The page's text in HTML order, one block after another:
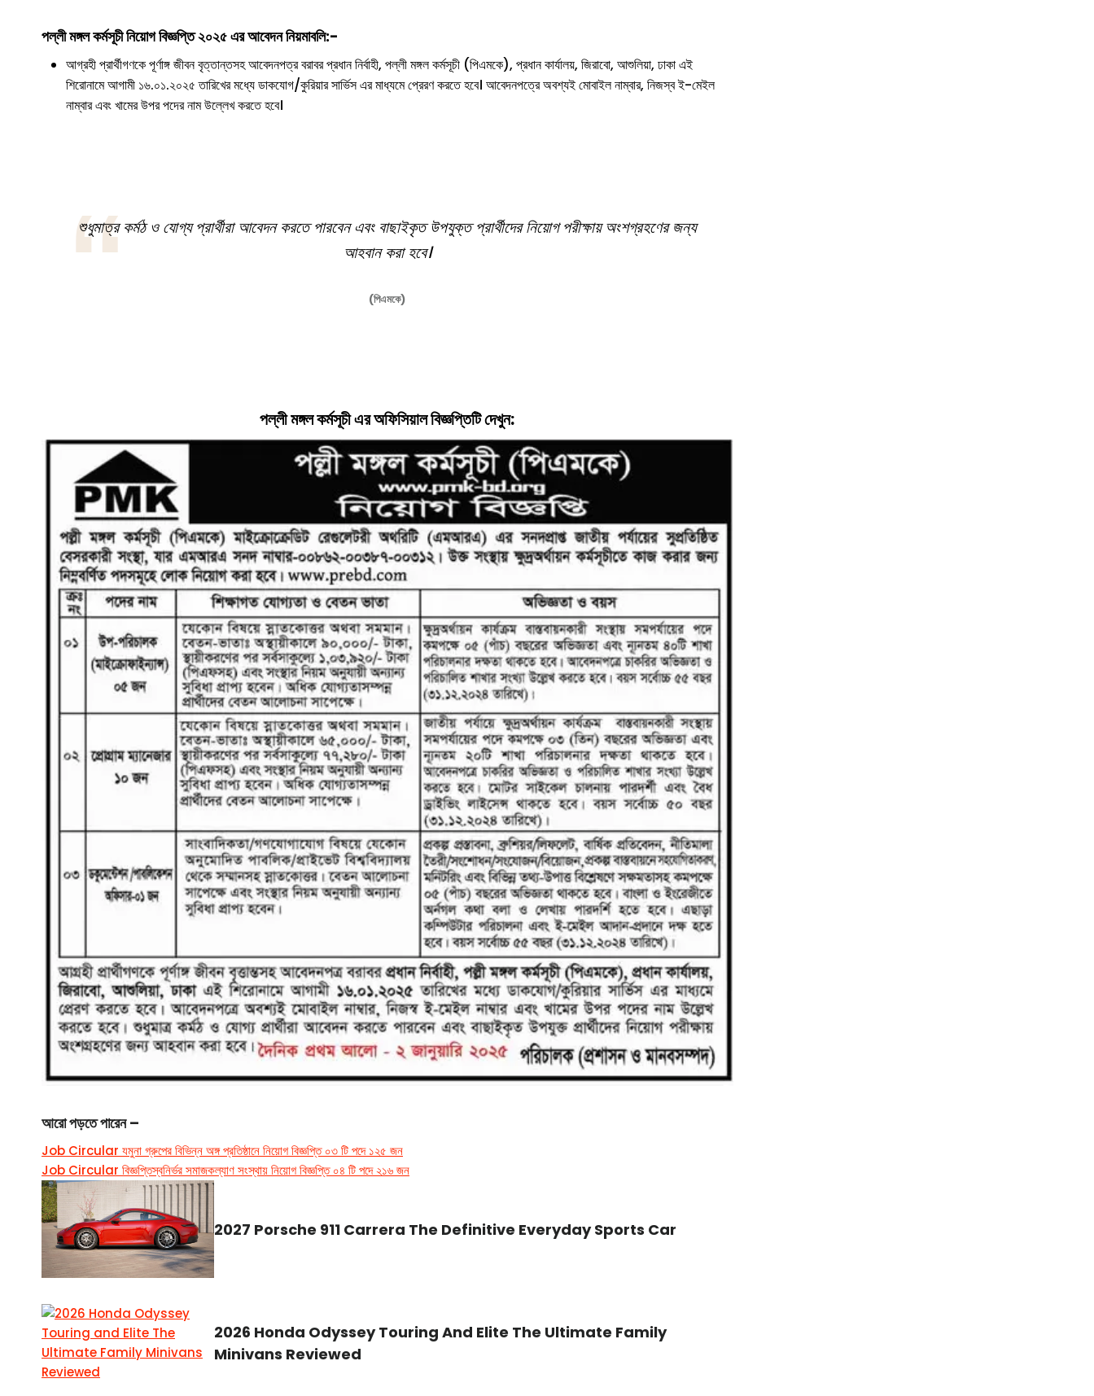
পল্লী মঙ্গল কর্মসূচী নিয়োগ বিজ্ঞপ্তি২০২৫এর আবেদন নিয়মাবলি:-
আগ্রহী প্রার্থীগণকে পূর্ণাঙ্গ জীবন বৃত্তান্তসহ আবেদনপত্র বরাবর প্রধান নির্বাহী, পল্লী মঙ্গল কর্মসূচী (পিএমকে), প্রধান কার্যালয়, জিরাবো, আশুলিয়া, ঢাকা এই
শিরোনামে আগামী ১৬.০১.২০২৫ তারিখের মধ্যে ডাকযোগ/কুরিয়ার সার্ভিস এর মাধ্যমে প্রেরণ করতে হবে। আবেদনপত্রে অবশ্যই মোবাইল নাম্বার, নিজস্ব ই-মেইল
নাম্বার এবং খামের উপর পদের নাম উল্লেখ করতে হবে।
শুধুমাত্র কর্মঠ ও যোগ্য প্রার্থীরা আবেদন করতে পারবেন এবং বাছাইকৃত উপযুক্ত প্রার্থীদের নিয়োগ পরীক্ষায় অংশগ্রহণের জন্য
আহবান করা হবে।
(পিএমকে)
পল্লী মঙ্গল কর্মসূচীএর অফিসিয়াল বিজ্ঞপ্তিটি দেখুন:
আরো পড়তে পারেন –
Job Circular যমুনা গ্রুপের বিভিন্ন অঙ্গ প্রতিষ্ঠানে নিয়োগ বিজ্ঞপ্তি ০৩ টি পদে ১২৫ জন
Job Circular বিজ্ঞপ্তিস্বনির্ভর সমাজকল্যাণ সংস্থায় নিয়োগ বিজ্ঞপ্তি ০৪ টি পদে ২১৬ জন
2027 Porsche 911 Carrera The Definitive Everyday Sports Car
2026 Honda Odyssey Touring And Elite The Ultimate Family
Minivans Reviewed